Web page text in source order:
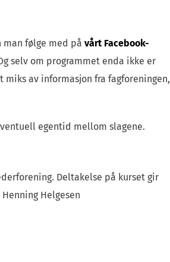
følge med på vårt Facebook-
selv om programmet enda ikke er
av informasjon fra fagforeningen,
egentid mellom slagene.
Deltakelse på kurset gir
Helgesen